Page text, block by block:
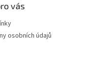
vás
osobních údajů